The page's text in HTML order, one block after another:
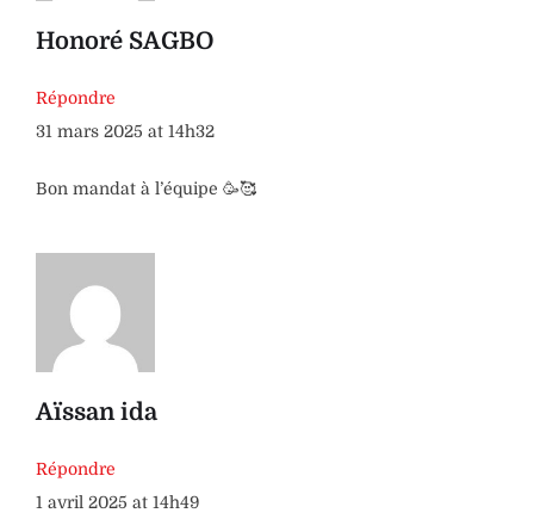
Honoré SAGBO
Répondre
31 mars 2025 at 14h32
Bon mandat à l’équipe 🥳🥰
Aïssan ida
Répondre
1 avril 2025 at 14h49